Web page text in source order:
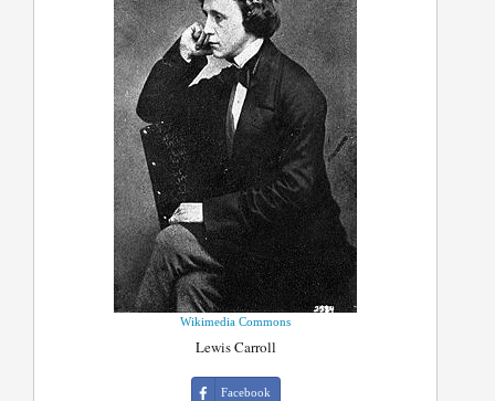
Wikimedia Commons
Lewis Carroll
Facebook